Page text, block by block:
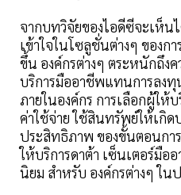
จากบทวิจัยของไอดีซีจะเห็น
เข้าใจในโซลูชั่นต่างๆ ของก
ขึ้น องค์กรต่างๆ ตระหนักถึง
บริการมืออาชีพแทนการลงทุ
ภายในองค์กร การเลือกผู้ให้
ค่าใช้จ่าย ใช้สินทรัพย์ให้เกิด
ประสิทธิภาพ ของขั้นตอนกา
ให้บริการดาต้า เซ็นเตอร์มื
นิยม สำหรับ องค์กรต่างๆ ใน